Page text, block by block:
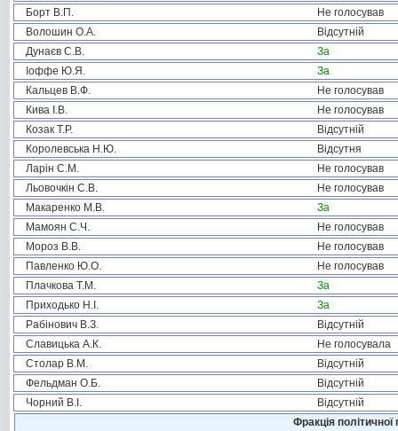
Борт В.П.
Не голосував
Волошин О.А.
Відсутній
Дунаєв С.В.
За
Іоффе Ю.Я.
За
Кальцев В.Ф.
Не голосував
Кива І.В.
Не голосував
Козак Т.Р.
Відсутній
Королевська Н.Ю.
Відсутня
Ларін С.М.
Не голосував
Льовочкін С.В.
Не голосував
Макаренко М.В.
За
Мамоян С.Ч.
Не голосував
Мороз В.В.
Не голосував
Павленко Ю.О.
Не голосував
Плачкова Т.М.
За
Приходько Н.І.
За
Рабінович В.З.
Відсутній
Славицька А.К.
Не голосувала
Столар В.М.
Відсутній
Фельдман О.Б.
Відсутній
Чорний В.І.
Відсутній
Фракція